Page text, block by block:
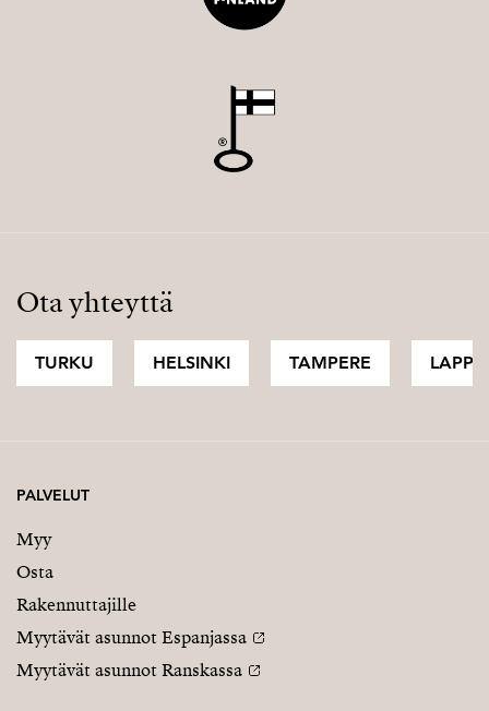
Ota yhteyttä
TURKU HELSINKI TAMPERE LAPPI
PALVELUT
Myy
Osta
Rakennuttajille
Myytävät asunnot Espanjassa
Myytävät asunnot Ranskassa